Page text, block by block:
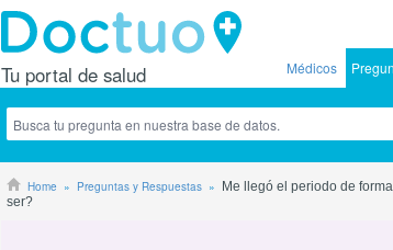
Tu portal de salud Médicos
Home Preguntas y Respuestas
Me llegó el periodo de
ser?